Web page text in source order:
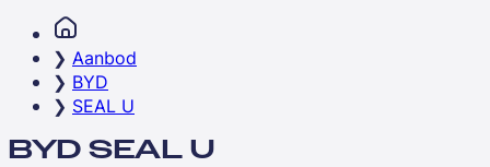
Aanbod
BYD
SEAL U
BYD SEAL U